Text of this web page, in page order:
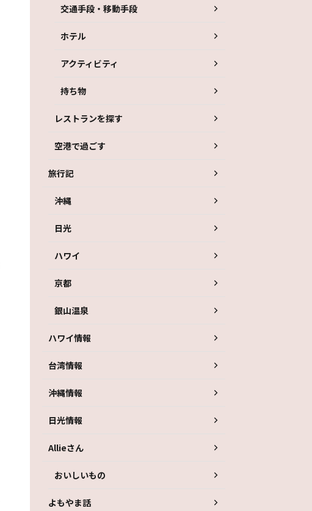
交通手段・移動手段
ホテル
アクティビティ
持ち物
レストランを探す
空港で過ごす
旅行記
沖縄
日光
ハワイ
京都
銀山温泉
ハワイ情報
台湾情報
沖縄情報
日光情報
Allieさん
おいしいもの
よもやま話